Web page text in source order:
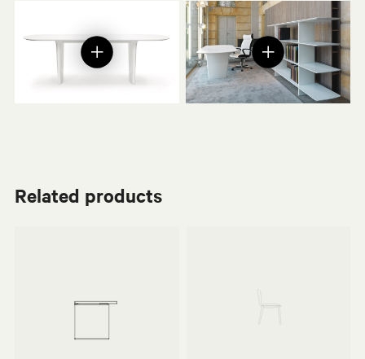
Related products